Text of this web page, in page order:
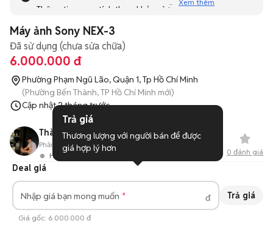
Thông tin mang tính tham khảo và bạn không thể liên hệ
tương tự khác dưới đây nhé!
Xem thêm
Máy ảnh Sony NEX-3
Đã sử dụng (chưa sửa chữa)
6.000.000 đ
Phường Phạm Ngũ Lão, Quận 1, Tp Hồ Chí Minh
(Phường Bến Thành, TP Hồ Chí Minh mới)
Cập nhật2 tháng trước
Thành Công
Hoạt động 14 ngày trước
Phản hồi: 90%0 Đã bán
0 đánh giá
Deal giá
Nhập giá bạn mong muốn đ Trả giá
Giá gốc: 6.000.000 đ
Trả giá
Thương lượng với người bán để được
giá hợp lý hơn